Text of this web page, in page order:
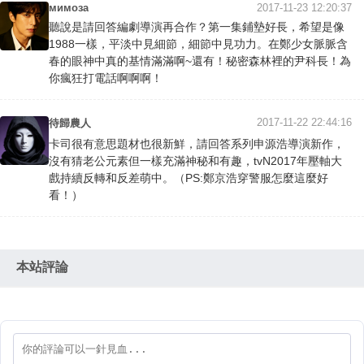
мимоза 2017-11-23 12:20:37
聽說是請回答編劇導演再合作？第一集鋪墊好長，希望是像
1988一樣，平淡中見細節，細節中見功力。在鄭少女脈脈含
春的眼神中真的基情滿滿啊~還有！秘密森林裡的尹科長！為
你瘋狂打電話啊啊啊！
待歸農人 2017-11-22 22:44:16
卡司很有意思題材也很新鮮，請回答系列申源浩導演新作，
沒有猜老公元素但一樣充滿神秘和有趣，tvN2017年壓軸大
戲持續反轉和反差萌中。（PS:鄭京浩穿警服怎麼這麼好
看！）
本站評論